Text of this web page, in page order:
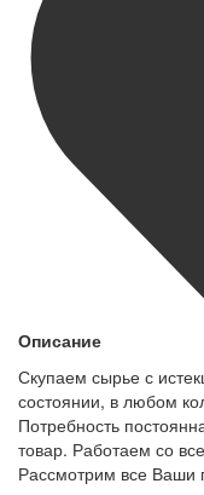
Описание
Скупаем сырье с
состоянии, в любом
Потребность
товар. Работаем со
Рассмотрим все Ваши